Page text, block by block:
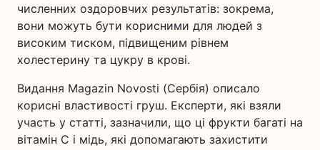
численних оздоровчих результатів: зокрема,
вони можуть бути корисними для людей з
високим тиском, підвищеним рівнем
холестерину та цукру в крові.
Видання Magazin Novosti (Сербія) описало
корисні властивості груш. Експерти, які взяли
участь у статті, зазначили, що ці фрукти багаті на
вітамін С і мідь, які допомагають захистити